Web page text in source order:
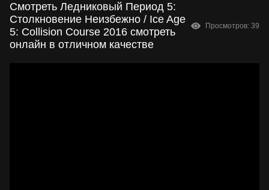
Смотреть Ледниковый Период 5:
Столкновение Неизбежно / Ice Age
5: Collision Course 2016 смотреть
онлайн в отличном качестве
Просмотров: 39